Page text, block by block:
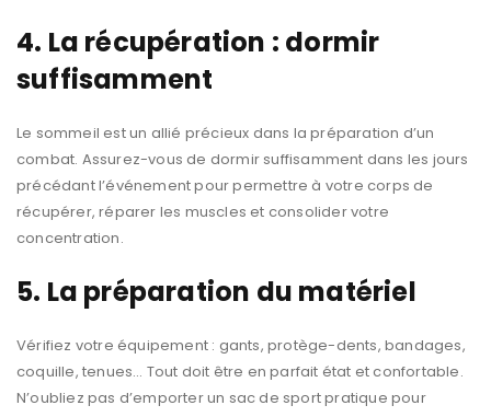
4. La récupération : dormir
suffisamment
Le sommeil est un allié précieux dans la préparation d’un
combat. Assurez-vous de dormir suffisamment dans les jours
précédant l’événement pour permettre à votre corps de
récupérer, réparer les muscles et consolider votre
concentration.
5. La préparation du matériel
Vérifiez votre équipement : gants, protège-dents, bandages,
coquille, tenues… Tout doit être en parfait état et confortable.
N’oubliez pas d’emporter un sac de sport pratique pour